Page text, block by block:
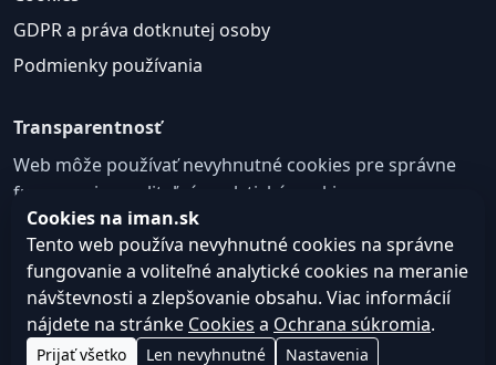
GDPR a práva dotknutej osoby
Podmienky používania
Transparentnosť
Web môže používať nevyhnutné cookies pre správne
fungovanie a voliteľné analytické cookies na
zlepšovanie obsahu a používateľskej skúsenosti.
Nastavenie cookies
© 2026
iman.sk
Web design, tvorba webu a SEO –Consultee,
s.r.o.
Cookies na iman.sk
Tento web používa nevyhnutné cookies na správne
fungovanie a voliteľné analytické cookies na meranie
návštevnosti a zlepšovanie obsahu. Viac informácií
nájdete na stránke Cookies a Ochrana súkromia.
Prijať všetko Len nevyhnutné Nastavenia